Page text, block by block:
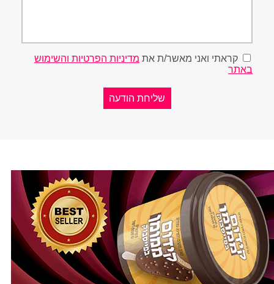
קראתי ואני מאשר/ת את מדיניות הפרטיות והשימוש
באתר